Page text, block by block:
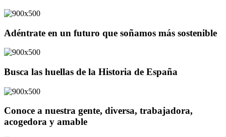
Adéntrate en un futuro que soñamos más sostenible
Busca las huellas de la Historia de España
Conoce a nuestra gente, diversa, trabajadora,
acogedora y amable